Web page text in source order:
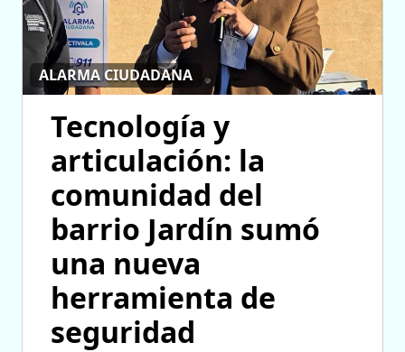
ALARMA CIUDADANA
Tecnología y
articulación: la
comunidad del
barrio Jardín sumó
una nueva
herramienta de
seguridad